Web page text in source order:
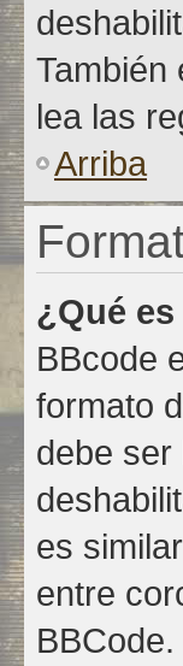
También
lea las
Arriba
¿Qué
BBcode
formato
debe ser
es
entre